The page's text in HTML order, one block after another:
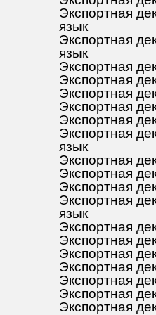
Экспортная
язык
Экспортная
язык
Экспортная
Экспортная
Экспортная
Экспортная
Экспортная
Экспортная
язык
Экспортная
Экспортная
Экспортная
Экспортная
язык
Экспортная
Экспортная
Экспортная
Экспортная
Экспортная
Экспортная
Экспортная